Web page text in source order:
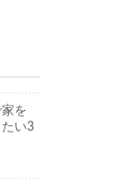
を
い3